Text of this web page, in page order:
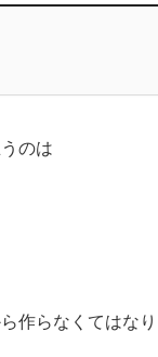
のは
作らなくてはなり